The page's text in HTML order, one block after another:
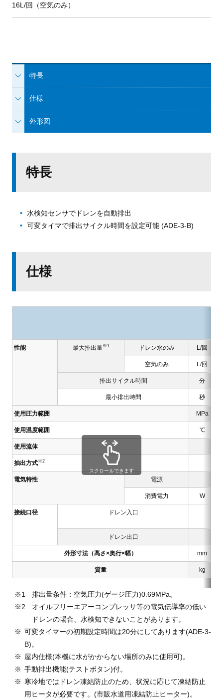
16L/回（空気のみ）
特長
仕様
外形図
特長
水検知センサでドレンを自動排出
可変タイマで排出サイクル時間を設定可能 (ADE-3-B)
仕様
性能 最大排出量※1 ドレン水のみ L/回
空気のみ L/回
排出サイクル時間 分
最小排出時間 秒
使用圧力範囲 MPa
使用温度範囲 ℃
使用流体
抽出方式※2
電気特性 電源
消費電力 W
接続口径 ドレン入口
ドレン出口
外形寸法（高さ×奥行×幅） mm
質量 kg
スクロールできます
排出量条件：空気圧力(ゲージ圧力)0.69MPa。
オイルフリーエアーコンプレッサ等の電気伝導率の低い
ドレンの場合、水検知できないことがあります。
可変タイマーの初期設定時間は20分にしてあります(ADE-3-
B)。
屋内仕様(本機に水がかからない場所のみに使用可)。
手動排出機能(テストボタン)付。
寒冷地ではドレン凍結防止のため、状況に応じて凍結防止
用ヒータが必要です。(市販水道用凍結防止ヒーター)。